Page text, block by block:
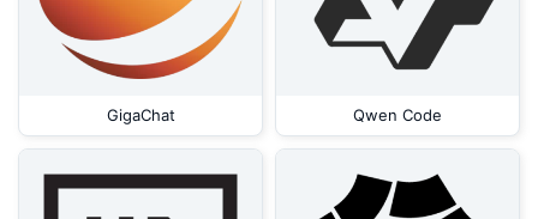
GigaChat Qwen Code